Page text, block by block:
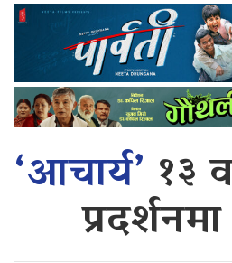
‘आचार्य’१३